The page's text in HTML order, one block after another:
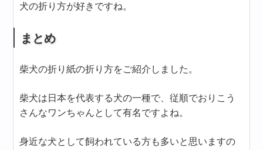
犬の折り方が好きですね。
まとめ
柴犬の折り紙の折り方をご紹介しました。
柴犬は日本を代表する犬の一種で、従順でおりこう
さんなワンちゃんとして有名ですよね。
身近な犬として飼われている方も多いと思いますの